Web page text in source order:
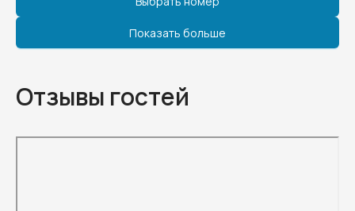
Показать больше
Отзывы гостей